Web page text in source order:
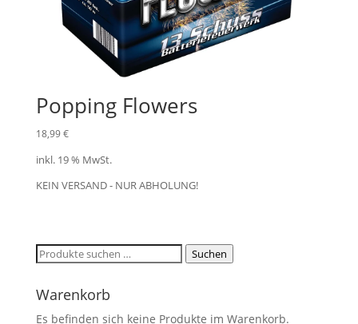
Popping Flowers
18,99€
inkl. 19 % MwSt.
KEIN VERSAND - NUR ABHOLUNG!
Suchen
Suchen
Warenkorb
Es befinden sich keine Produkte im Warenkorb.